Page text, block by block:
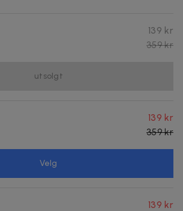
139 kr
359 kr
utsolgt
139 kr
359 kr
Velg
139 kr